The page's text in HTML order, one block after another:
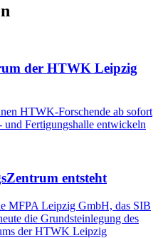
der HTWK Leipzig
HTWK-Forschende ab sofort
und Fertigungshalle entwickeln
entsteht
MFPA Leipzig GmbH, das SIB
die Grundsteinlegung des
der HTWK Leipzig